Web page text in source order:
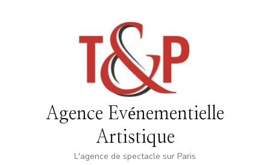
Agence Evénementielle
Artistique
L'agence de spectacle sur Paris